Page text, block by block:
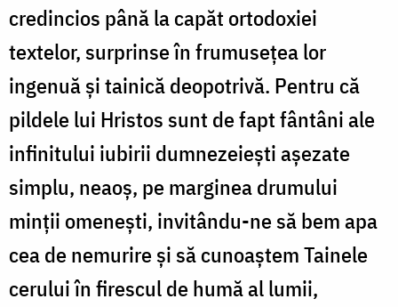
credincios până la capăt ortodoxiei
textelor, surprinse în frumuseţea lor
ingenuă şi tainică deopotrivă. Pentru că
pildele lui Hristos sunt de fapt fântâni ale
infinitului iubirii dumnezeieşti aşezate
simplu, neaoş, pe marginea drumului
minţii omeneşti, invitându-ne să bem apa
cea de nemurire şi să cunoaştem Tainele
cerului în firescul de humă al lumii,